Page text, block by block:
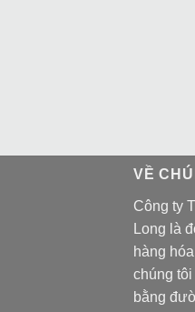
VỀ
Công ty
Long là
hàng
chúng
bằng